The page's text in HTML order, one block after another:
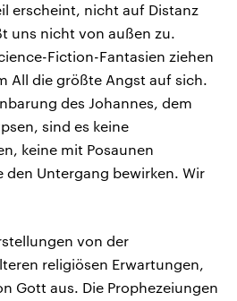
erscheint, nicht auf Distanz
uns nicht von außen zu.
Fiction-Fantasien ziehen
All die größte Angst auf sich.
des Johannes, dem
sind es keine
keine mit Posaunen
den Untergang bewirken. Wir
von der
religiösen Erwartungen,
Gott aus. Die Prophezeiungen